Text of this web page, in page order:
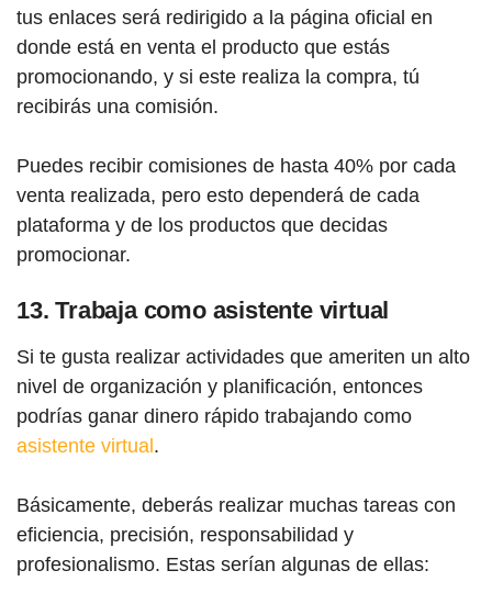
tus enlaces será redirigido a la página oficial en
donde está en venta el producto que estás
promocionando, y si este realiza la compra, tú
recibirás una comisión.
Puedes recibir comisiones de hasta 40% por cada
venta realizada, pero esto dependerá de cada
plataforma y de los productos que decidas
promocionar.
13. Trabaja como asistente virtual
Si te gusta realizar actividades que ameriten un alto
nivel de organización y planificación, entonces
podrías ganar dinero rápido trabajando como
asistente virtual.
Básicamente, deberás realizar muchas tareas con
eficiencia, precisión, responsabilidad y
profesionalismo. Estas serían algunas de ellas: